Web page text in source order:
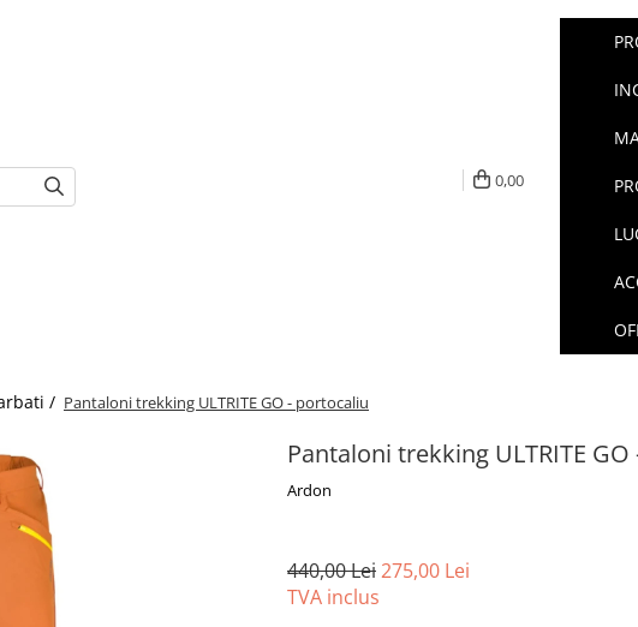
0,00
/ Pantaloni trekking ULTRITE GO - portocaliu
Pantaloni trekking ULTRITE
Ardon
440,00 Lei275,00 Lei
TVA inclus